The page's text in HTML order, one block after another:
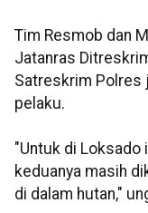
Tim Resmob dan
Jatanras
Satreskrim Polres
pelaku.
"Untuk di Loksado
keduanya masih
di dalam hutan,"